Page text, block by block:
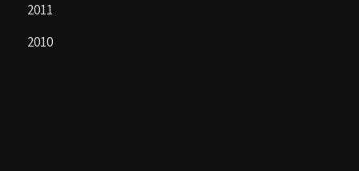
2011
2010